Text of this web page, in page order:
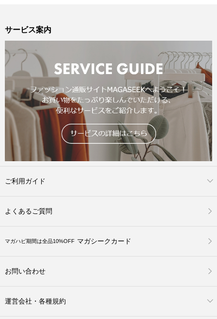
サービス案内
ご利用ガイド
よくあるご質問
マガハピ期間は全品10%OFF マガシークカード
お問い合わせ
運営会社・各種規約